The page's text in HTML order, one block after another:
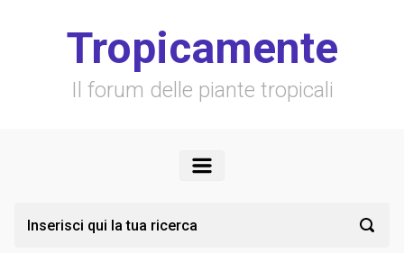
Tropicamente
Il forum delle piante tropicali